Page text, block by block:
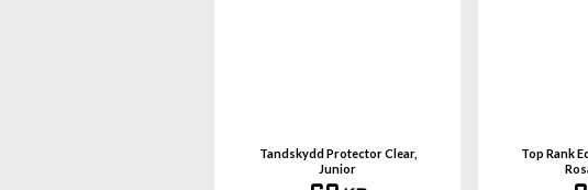
Tandskydd Protector Clear,
Junior
Top Rank